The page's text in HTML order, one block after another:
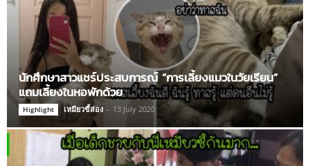
นักศึกษาสาวแชร์ประสบการณ์ “การเลี้ยงแมวในวัยเรียน”
แถมเลี้ยงในหอพักด้วย
Highlight เหมียวขี้ส่อง - 13 July 2020